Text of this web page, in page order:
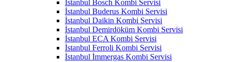
İstanbul Bosch Kombi Servisi
İstanbul Buderus Kombi Servisi
İstanbul Daikin Kombi Servisi
İstanbul Demirdöküm Kombi Servisi
İstanbul ECA Kombi Servisi
İstanbul Ferroli Kombi Servisi
İstanbul İmmergas Kombi Servisi